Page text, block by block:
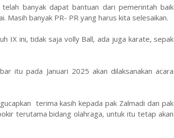
banyak dapat bantuan dari pemerintah baik
Masih banyak PR- PR yang harus kita selesaikan.
IX ini, tidak saja volly Ball, ada juga karate, sepak
itu pada Januari 2025 akan dilaksanakan acara
terima kasih kepada pak Zalmadi dan pak
terutama bidang olahraga, untuk itu tetap akan